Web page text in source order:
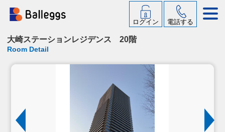
ログイン 電話する
大崎ステーションレジデンス 20階
Room Detail